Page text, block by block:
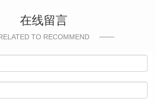
在线留言
TO RECOMMEND